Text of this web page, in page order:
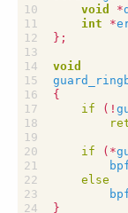
void
*
int
*
};
void
{
if
( !
if ( *
else
}